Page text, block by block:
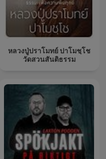
หลวงปู่ปราโมทย์ ปาโมชฺโช
วัดสวนสันติธรรม